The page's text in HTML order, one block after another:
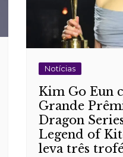
Notícias
Kim Go Eun
Grande
Dragon
Legend of
leva três